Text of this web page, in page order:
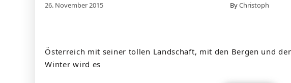
26. November 2015 ByChristoph
Österreich mit seiner tollen Landschaft, mit den Bergen und
Winter wird es